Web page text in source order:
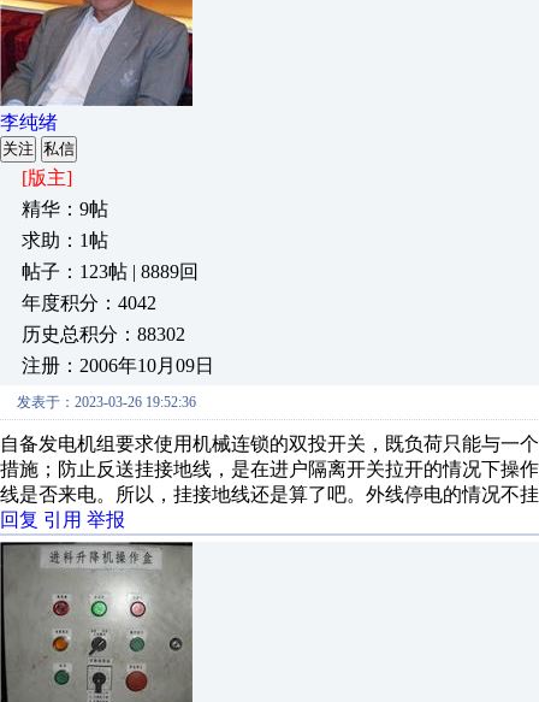
李纯绪
关注 私信
[版主]
精华：9帖
求助：1帖
帖子：123帖 | 8889回
年度积分：4042
历史总积分：88302
注册：2006年10月09日
发表于：2023-03-26 19:52:36
自备发电机组要求使用机械连锁的双投开关，既负荷只能与一
措施；防止反送挂接地线，是在进户隔离开关拉开的情况下操
线是否来电。所以，挂接地线还是算了吧。外线停电的情况不
回复 引用 举报